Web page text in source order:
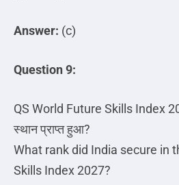
Answer: (c)
Question 9:
QS World Future Skills Index
स्थानप्राप्तहुआ?
What rank did India secure in
Skills Index 2027?